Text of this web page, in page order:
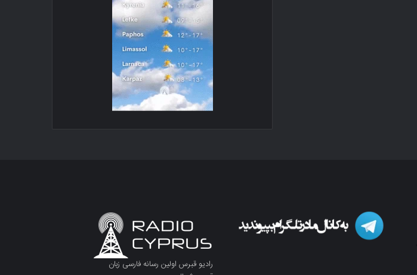
رادیو قبرس اولین رسانه فارسی زبان